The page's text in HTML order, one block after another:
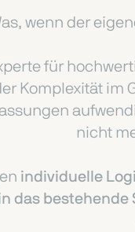
wenn der
für
Komplexität im
nicht
individuelle
das bestehende